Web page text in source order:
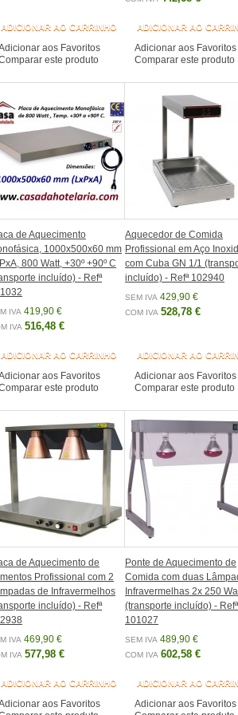
ADICIONAR AO CARRINHO
aos Favoritos
este produto
ADICIONAR AO
Adicionar aos Favoritos
Comparar este produto
de Aquecimento
1000x500x60 mm
800 Watt, +30º +90º C
incluído) - Refª
IVA 419,90 €
IVA 516,48 €
ADICIONAR AO CARRINHO
aos Favoritos
este produto
Aquecedor de Comida
Profissional em Aço
com Cuba GN 1/1
incluído) - Refª 102940
SEM IVA 429,90 €
COM IVA 528,78 €
ADICIONAR AO
Adicionar aos Favoritos
Comparar este produto
de Aquecimento de
Profissional com 2
de Infravermelhos
incluído) - Refª
IVA 469,90 €
IVA 577,98 €
ADICIONAR AO CARRINHO
aos Favoritos
Ponte de Aquecimento de
Comida com duas
Infravermelhas 2x 250
(transporte incluído) - Refª
101027
SEM IVA 489,90 €
COM IVA 602,58 €
ADICIONAR AO
Adicionar aos Favoritos